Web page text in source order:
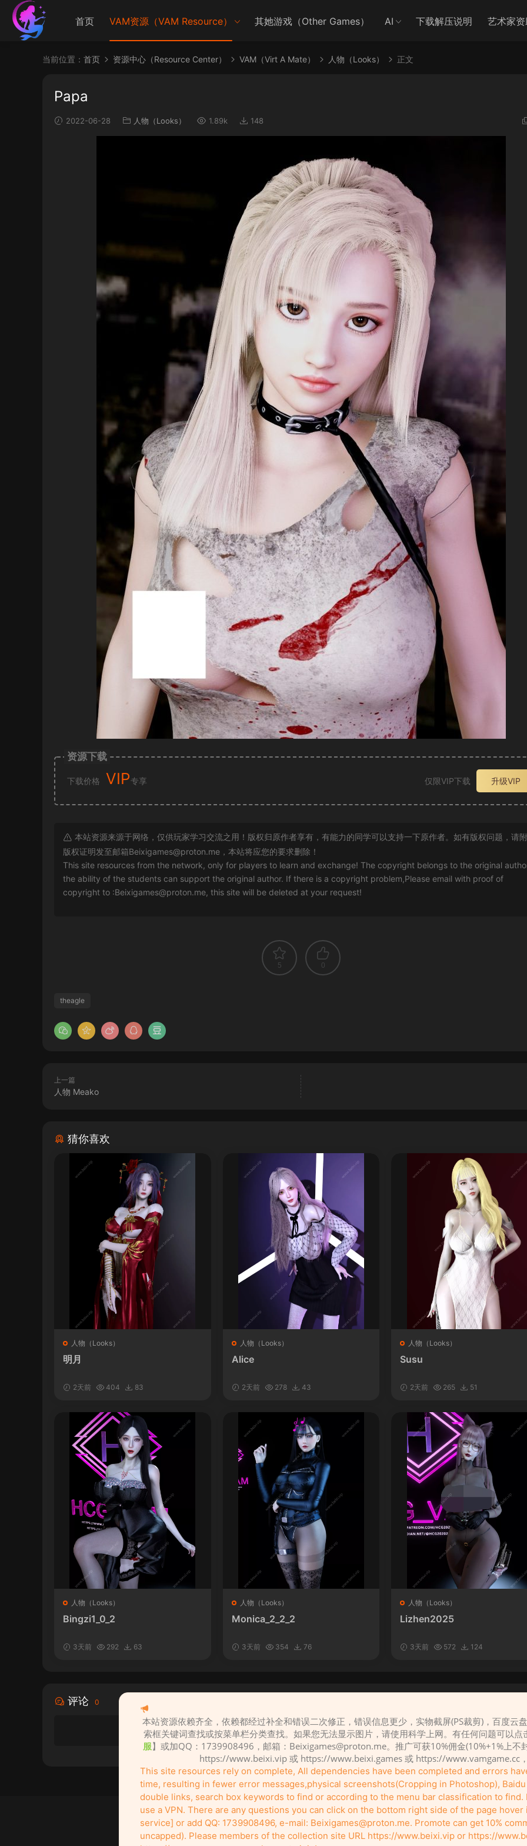
首页 VAM资源（VAM Resource） 其她游戏（Other Games） AI 下载解压说明 艺术家
当前位置： 首页 资源中心（Resource Center） VAM（Virt A Mate） 人物（Looks） 正文
Papa
2022-06-28 人物（Looks） 1.89k 148
资源下载
下载价格 VIP专享 仅限VIP下载 升级VIP
本站资源来源于网络，仅供玩家学习交流之用！版权归原作者享有，有能力的同学可以支持一下原作者。如有版权问题，请
版权证明发至邮箱Beixigames@proton.me ，本站将应您的要求删除！
This site resources from the network, only for players to learn and exchange! The copyright belongs to the original
the ability of the students can support the original author. If there is a copyright problem,Please email with proof of
copyright to :Beixigames@proton.me, this site will be deleted at your request!
5 0
theagle
上一篇
人物 Meako
猜你喜欢
人物（Looks）
明月
2天前 404 83
人物（Looks）
Alice
2天前 278 43
人物（Looks）
Susu
2天前 265 51
人物（Looks）
Bingzi1_0_2
3天前 292 63
人物（Looks）
Monica_2_2_2
3天前 354 76
人物（Looks）
Lizhen2025
3天前 572 124
评论 0
请先登录
Copyleft © 2022-2026 beixi.vip - All Rights Freedom！
创作不易！有能力的同学可以去支持一下原创作者（我们绝对支持），当然了，您加入这里我们
本站资源依赖齐全，依赖都经过补全和错误二次修正，错误信息更少，实物截屏(PS裁剪)，百度云
索框关键词查找或按菜单栏分类查找。如果您无法显示图片，请使用科学上网。有任何问题可以点
服】或加QQ：1739908496，邮箱： Beixigames@proton.me。推广可获10%佣金(10%+1%上不
https://www.beixi.vip 或 https://www.beixi.games 或 https://www.vamgame.cc，
This site resources rely on complete, All dependencies have been completed and errors
time, resulting in fewer error messages,physical screenshots(Cropping in Photoshop),
double links, search box keywords to find or according to the menu bar classification to find.
use a VPN. There are any questions you can click on the bottom right side of the page
service] or add QQ: 1739908496, e-mail: Beixigames@proton.me. Promote can get 10%
uncapped). Please members of the collection site URL https://www.beixi.vip or https://